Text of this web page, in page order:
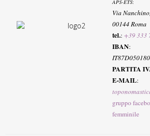
APS-ETS:
Via
00144 Roma
tel.:+39 333
IBAN:
PARTITA
E-MAIL:
gruppo
femminile